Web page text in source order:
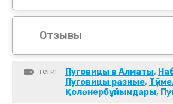
Отзывы
теги: Пуговицы в Алматы,
Пуговицы разные,
Қолөнербұйымдары,